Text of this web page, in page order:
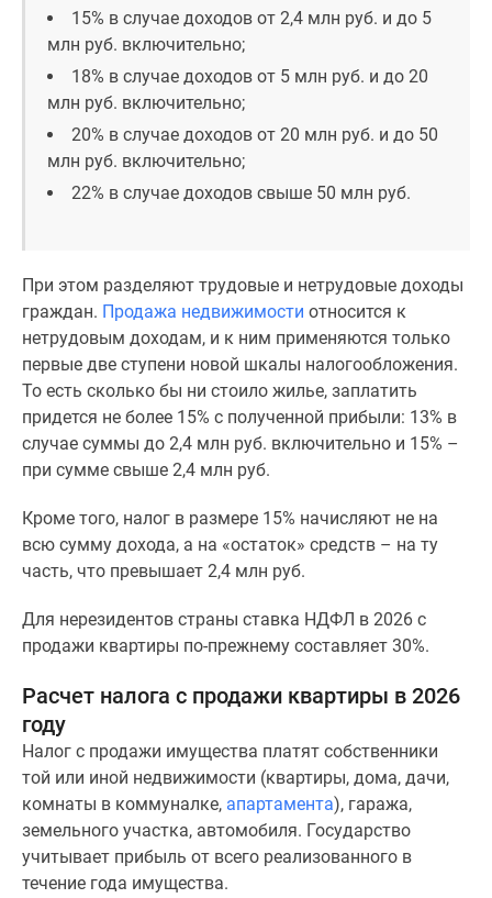
Семейная
ипотека
программы
Медиа
недвижимости
Мнение
эксперта
Аналитика
рынка
Покупателю
новостроек
Эксперты
авторы
проекте
Реклама
Дзен
Машино-
места
Апартаменты
#траншевая
ипотека
#рассрочка
15% в случае доходов от 2,4 млн руб. и до 5
млн руб. включительно;
18% в случае доходов от 5 млн руб. и до 20
млн руб. включительно;
20% в случае доходов от 20 млн руб. и до 50
млн руб. включительно;
22% в случае доходов свыше 50 млн руб.
При этом разделяют трудовые и нетрудовые доходы
граждан. Продажа недвижимости относится к
нетрудовым доходам, и к ним применяются только
первые две ступени новой шкалы налогообложения.
То есть сколько бы ни стоило жилье, заплатить
придется не более 15% с полученной прибыли: 13% в
случае суммы до 2,4 млн руб. включительно и 15% –
при сумме свыше 2,4 млн руб.
Кроме того, налог в размере 15% начисляют не на
всю сумму дохода, а на «остаток» средств – на ту
часть, что превышает 2,4 млн руб.
Для нерезидентов страны ставка НДФЛ в 2026 с
продажи квартиры по-прежнему составляет 30%.
Расчет налога с продажи квартиры в 2026
году
Налог с продажи имущества платят собственники
той или иной недвижимости (квартиры, дома, дачи,
комнаты в коммуналке, апартамента), гаража,
земельного участка, автомобиля. Государство
учитывает прибыль от всего реализованного в
течение года имущества.